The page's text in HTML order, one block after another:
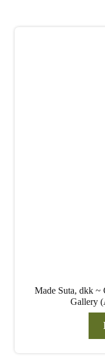
Made Suta, dkk ~
Gallery